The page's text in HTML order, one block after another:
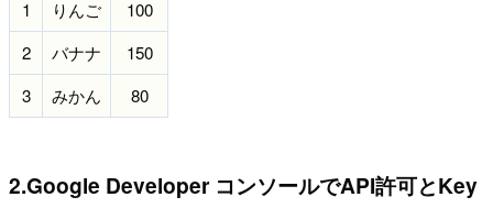
1 りんご
100
2
バナナ
150
3
みかん 80
2.Google Developer コンソールでAPI許可とKey